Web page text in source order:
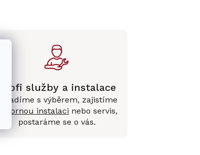
Profi služby a instalace
Poradíme s výběrem, zajistíme
odbornou instalaci nebo servis,
postaráme se o vás.